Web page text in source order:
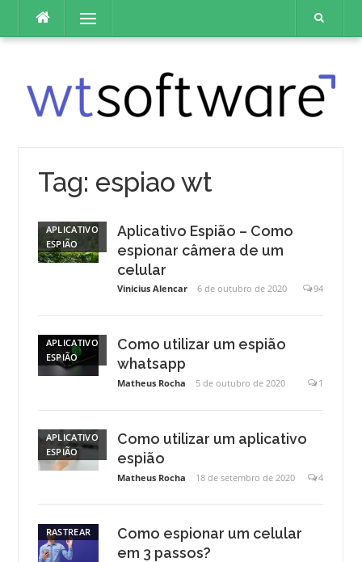
o
Menu
Tag: espiao wt
APLICATIVO
ESPIÃO
Aplicativo Espião – Como
espionar câmera de um
celular
Vinicius Alencar 6 de outubro de 2020 94
APLICATIVO
ESPIÃO
Como utilizar um espião
whatsapp
Matheus Rocha 5 de outubro de 2020 1
APLICATIVO
ESPIÃO
Como utilizar um aplicativo
espião
Matheus Rocha 18 de setembro de 2020 4
RASTREAR
Como espionar um celular
em 3 passos?